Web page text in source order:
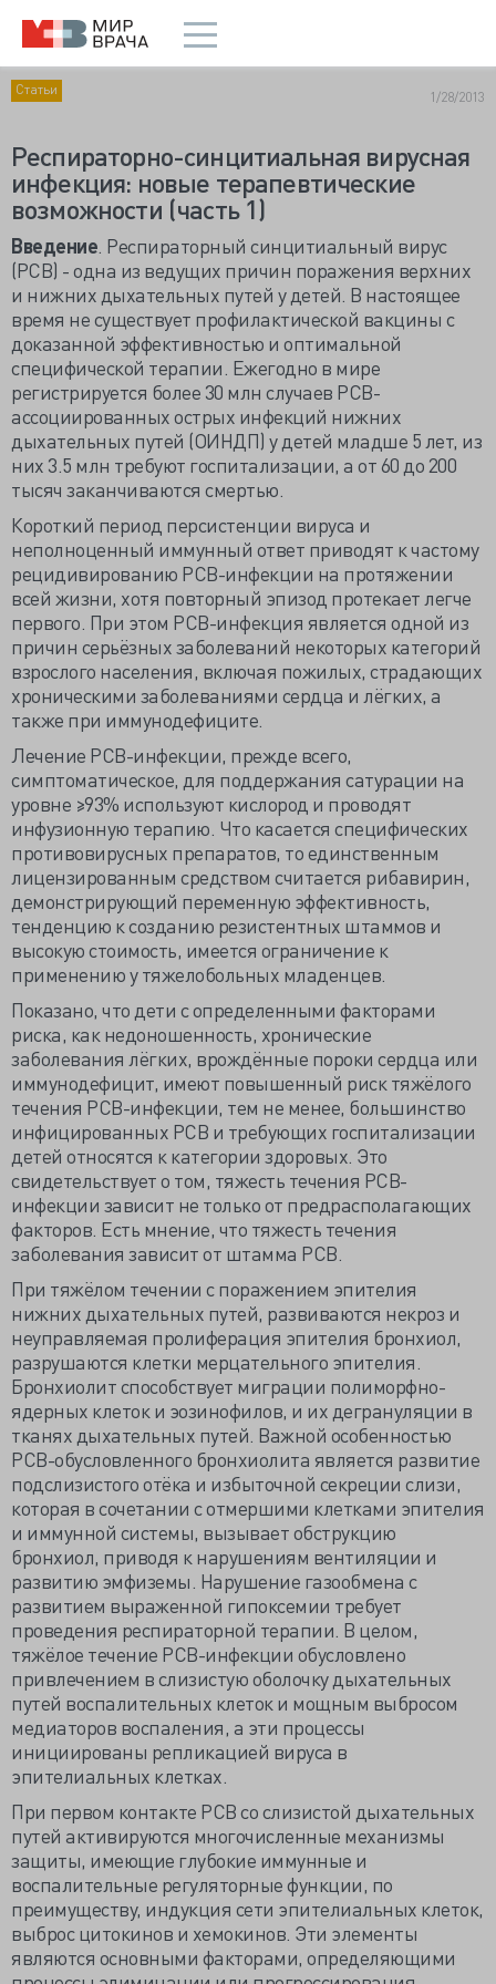
Статьи 1/28/2013
Респираторно-синцитиальная вирусная
инфекция: новые терапевтические
возможности (часть 1)
Введение . Респираторный синцитиальный вирус
(РСВ) - одна из ведущих причин поражения верхних
и нижних дыхательных путей у детей. В настоящее
время не существует профилактической вакцины с
доказанной эффективностью и оптимальной
специфической терапии. Ежегодно в мире
регистрируется более 30 млн случаев РСВ-
ассоциированных острых инфекций нижних
дыхательных путей (ОИНДП) у детей младше 5 лет, из
них 3.5 млн требуют госпитализации, а от 60 до 200
тысяч заканчиваются смертью.
Короткий период персистенции вируса и
неполноценный иммунный ответ приводят к частому
рецидивированию РСВ-инфекции на протяжении
всей жизни, хотя повторный эпизод протекает легче
первого. При этом РСВ-инфекция является одной из
причин серьёзных заболеваний некоторых категорий
взрослого населения, включая пожилых, страдающих
хроническими заболеваниями сердца и лёгких, а
также при иммунодефиците.
Лечение РСВ-инфекции, прежде всего,
симптоматическое, для поддержания сатурации на
уровне ≥93% используют кислород и проводят
инфузионную терапию. Что касается специфических
противовирусных препаратов, то единственным
лицензированным средством считается рибавирин,
демонстрирующий переменную эффективность,
тенденцию к созданию резистентных штаммов и
высокую стоимость, имеется ограничение к
применению у тяжелобольных младенцев.
Показано, что дети с определенными факторами
риска, как недоношенность, хронические
заболевания лёгких, врождённые пороки сердца или
иммунодефицит, имеют повышенный риск тяжёлого
течения РСВ-инфекции, тем не менее, большинство
инфицированных РСВ и требующих госпитализации
детей относятся к категории здоровых. Это
свидетельствует о том, тяжесть течения РСВ-
инфекции зависит не только от предрасполагающих
факторов. Есть мнение, что тяжесть течения
заболевания зависит от штамма РСВ.
При тяжёлом течении с поражением эпителия
нижних дыхательных путей, развиваются некроз и
неуправляемая пролиферация эпителия бронхиол,
разрушаются клетки мерцательного эпителия.
Бронхиолит способствует миграции полиморфно-
ядерных клеток и эозинофилов, и их дегрануляции в
тканях дыхательных путей. Важной особенностью
РСВ-обусловленного бронхиолита является развитие
подслизистого отёка и избыточной секреции слизи,
которая в сочетании с отмершими клетками эпителия
и иммунной системы, вызывает обструкцию
бронхиол, приводя к нарушениям вентиляции и
развитию эмфиземы. Нарушение газообмена с
развитием выраженной гипоксемии требует
проведения респираторной терапии. В целом,
тяжёлое течение РСВ-инфекции обусловлено
привлечением в слизистую оболочку дыхательных
путей воспалительных клеток и мощным выбросом
медиаторов воспаления, а эти процессы
инициированы репликацией вируса в
эпителиальных клетках.
При первом контакте РСВ со слизистой дыхательных
путей активируются многочисленные механизмы
защиты, имеющие глубокие иммунные и
воспалительные регуляторные функции, по
преимуществу, индукция сети эпителиальных клеток,
выброс цитокинов и хемокинов. Эти элементы
являются основными факторами, определяющими